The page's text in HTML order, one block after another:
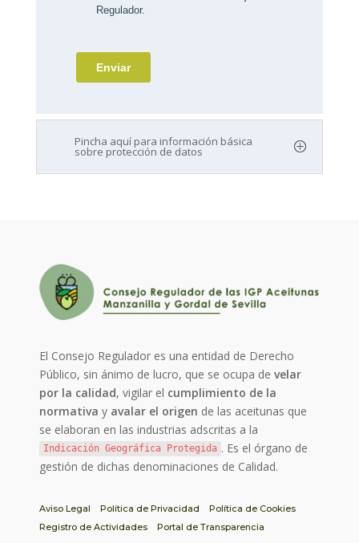
Pincha aquí para información básica
sobre protección de datos
El Consejo Regulador es una entidad de Derecho
Público, sin ánimo de lucro, que se ocupa develar
por la calidad, vigilar el cumplimiento de la
normativa y avalar el origen de las aceitunas que
se elaboran en las industrias adscritas a la
Indicación Geográfica Protegida . Es el órgano de
gestión de dichas denominaciones de Calidad.
Aviso Legal Política de Privacidad
Política de Cookies
Registro de Actividades
Portal de Transparencia